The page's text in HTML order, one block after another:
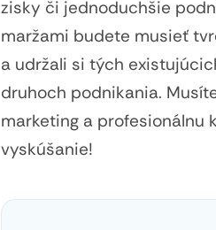
zisky či jednoduchšie
maržami budete musieť
a udržali si tých
druhoch podnikania.
marketing a profesionálnu
vyskúšanie!